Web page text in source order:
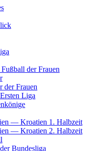
der Frauen
der Frauen
Liga
— Kroatien 1. Halbzeit
— Kroatien 2. Halbzeit
Bundesliga